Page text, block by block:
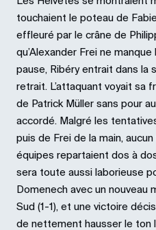
touchaient le poteau de
effleuré par le crâne de
qu’Alexander Frei ne
pause, Ribéry entrait dans la
retrait. L’attaquant voyait sa
de Patrick Müller sans pour
accordé. Malgré les
puis de Frei de la main,
équipes repartaient dos à
sera toute aussi laborieuse
Domenech avec un nouveau
Sud (1-1), et une victoire
de nettement hausser le ton